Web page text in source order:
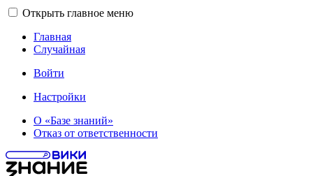
Открыть главное меню
Главная
Случайная
Войти
Настройки
О «Базе знаний»
Отказ от ответственности